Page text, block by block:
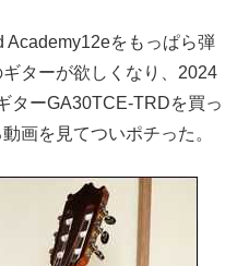
Academy12eをもっぱら弾
ターが欲しくなり、2024
ターGA30TCE-TRDを買っ
画を見てついポチった。